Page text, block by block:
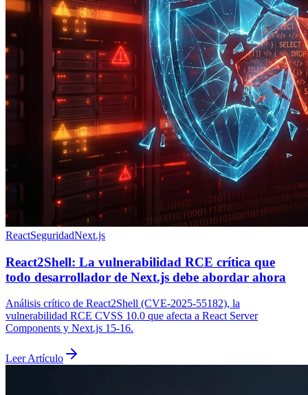
ReactSeguridadNext.js
React2Shell: La vulnerabilidad RCE crítica que
todo desarrollador de Next.js debe abordar ahora
Análisis crítico de React2Shell (CVE-2025-55182), la
vulnerabilidad RCE CVSS 10.0 que afecta a React Server
Components y Next.js 15-16.
Leer Artículo